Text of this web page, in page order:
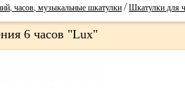
часов, музыкальные шкатулки/Шкатулки для
6 часов "Lux"